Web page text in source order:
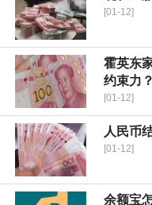
[01-12]
霍英东
约束力？
[01-12]
人民币
[01-12]
余额宝